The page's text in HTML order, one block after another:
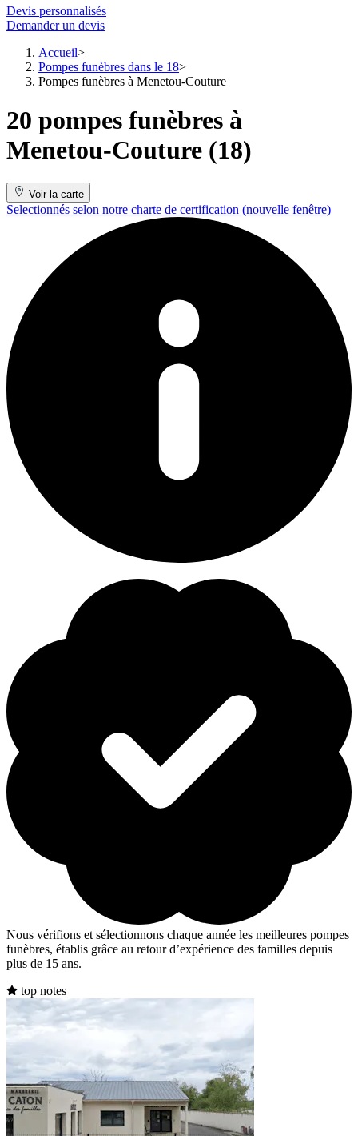
Devis personnalisés
Demander un devis
Accueil
Pompes funèbres dans le 18
Pompes funèbres à Menetou-Couture
20 pompes funèbres à
Menetou-Couture (18)
Voir la carte
Selectionnés selon notre charte de certification (nouvelle fenêtre)
Nous vérifions et sélectionnons chaque année les meilleures pompes
funèbres, établis grâce au retour d’expérience des familles depuis
plus de 15 ans.
top notes